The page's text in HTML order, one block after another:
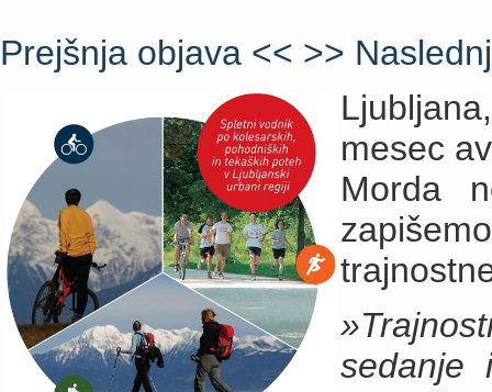
Prejšnja objava << >>
mesec
Morda
sedanje